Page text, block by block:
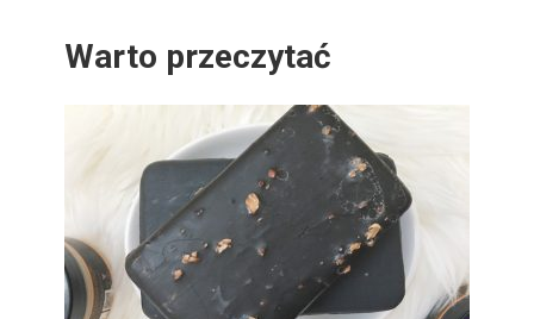
Warto przeczytać